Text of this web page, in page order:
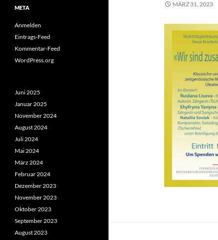
MÄRZ 31, 2023
META
Anmelden
Eintrags-Feed
Kommentar-Feed
WordPress.org
Juni 2025
Januar 2025
November 2024
August 2024
Juli 2024
Mai 2024
März 2024
Februar 2024
Dezember 2023
November 2023
Oktober 2023
September 2023
August 2023